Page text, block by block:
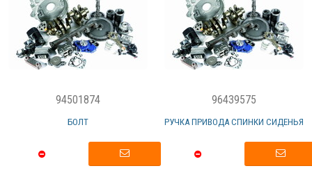
94501874
БОЛТ
96439575
РУЧКА ПРИВОДА СПИНКИ СИДЕНЬЯ